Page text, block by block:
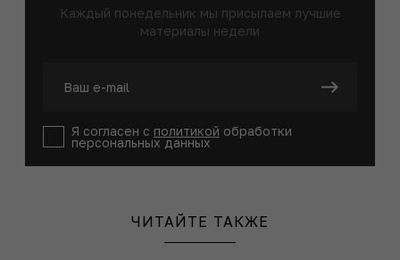
Каждый понедельник мы присылаем лучшие
материалы недели
Я согласен с политикой обработки
персональных данных
ЧИТАЙТЕ ТАКЖЕ